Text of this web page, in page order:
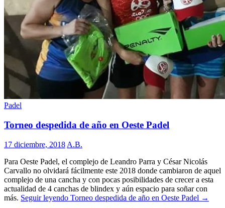
Padel
Torneo despedida de año en Oeste Padel
17 diciembre, 2018 A.B.
Para Oeste Padel, el complejo de Leandro Parra y César Nicolás
Carvallo no olvidará fácilmente este 2018 donde cambiaron de aquel
complejo de una cancha y con pocas posibilidades de crecer a esta
actualidad de 4 canchas de blindex y aún espacio para soñar con
más. Seguir leyendo Torneo despedida de año en Oeste Padel →